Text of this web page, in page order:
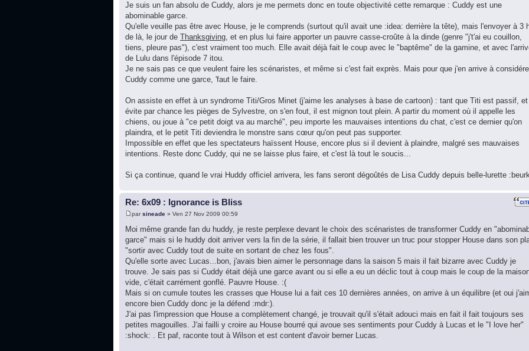
Je suis un fan absolu de Cuddy, alors je me permets donc en toute objectivité cette remarque : Cuddy est une
abominable garce.
Qu'elle veuille pas être avec House, je le comprends (surtout qu'il avait une :idea: derrière la tête), mais l'envoyer à 3
de là, le jour de Thanksgiving, et en plus lui faire apporter un pauvre casse-croûte à la dinde (genre "j't'ai eu couillon,
tiens, pleure pas"), c'est vraiment too much. Elle avait déjà fait le coup avec le "baptême" de la gamine, et avec
de Lulu dans l'épisode 7 itou.
Je ne sais pas ce que veulent faire les scénaristes, et même si c'est fait exprès. Mais pour que j'en arrive à
Cuddy comme une garce, 'faut le faire.
On assiste en effet à un syndrome Titi/Gros Minet (j'aime les analyses à base de cartoon) : tant que Titi est passif, et
évite par chance les pièges de Sylvestre, on s'en fout, il est mignon tout plein. A partir du moment où il appelle les
chiens, ou joue à "ce petit doigt va au marché", peu importe les mauvaises intentions du chat, c'est ce dernier qu'on
plaindra, et le petit Titi deviendra le monstre sans cœur qu'on peut pas supporter.
Impossible en effet que les spectateurs haïssent House, encore plus si il devient à plaindre, malgré ses mauvaises
intentions. Reste donc Cuddy, qui ne se laisse plus faire, et c'est là tout le soucis...
Si ça continue, quand le vrai Huddy officiel arrivera, les fans seront dégoûtés de Lisa Cuddy depuis belle-lurette
Re: 6x09 : Ignorance is Bliss
parsineade » Ven 27 Nov 2009 00:59
Moi même grande fan du huddy, je reste perplexe devant le choix des scénaristes de transformer Cuddy en
garce" mais si le huddy doit arriver vers la fin de la série, il fallait bien trouver un truc pour stopper House dans son
"sortir avec Cuddy tout de suite en sortant de chez les fous".
Qu'elle sorte avec Lucas...bon, j'avais bien aimer le personnage dans la saison 5 mais il fait bizarre avec Cuddy je
trouve. Je sais pas si Cuddy était déjà une garce avant ou si elle a eu un déclic tout à coup mais le coup de la
vide, c'était carrément gonflé. Pauvre House. :(
Mais si on cumule toutes les crasses que House lui a fait ces 10 dernières années, on arrive à un équilibre (et oui
encore bien Cuddy donc je la défend :mdr:).
J'ai pas l'impression que House a complètement changé, je trouvait qu'il s'était adouci mais en fait il fait toujours ses
petites magouilles. J'ai failli y croire au House bourré qui avoue ses sentiments pour Cuddy à Lucas et le "I love her"
:shock: . Et paf, raconte tout à Wilson et est content d'avoir berner Lucas.